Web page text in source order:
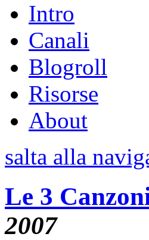
Intro
Canali
Blogroll
Risorse
About
salta alla
Le 3
2007